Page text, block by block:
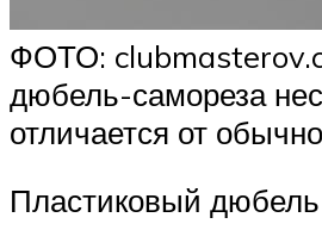
ФОТО:
дюбель-самореза
отличается от
Пластиковый